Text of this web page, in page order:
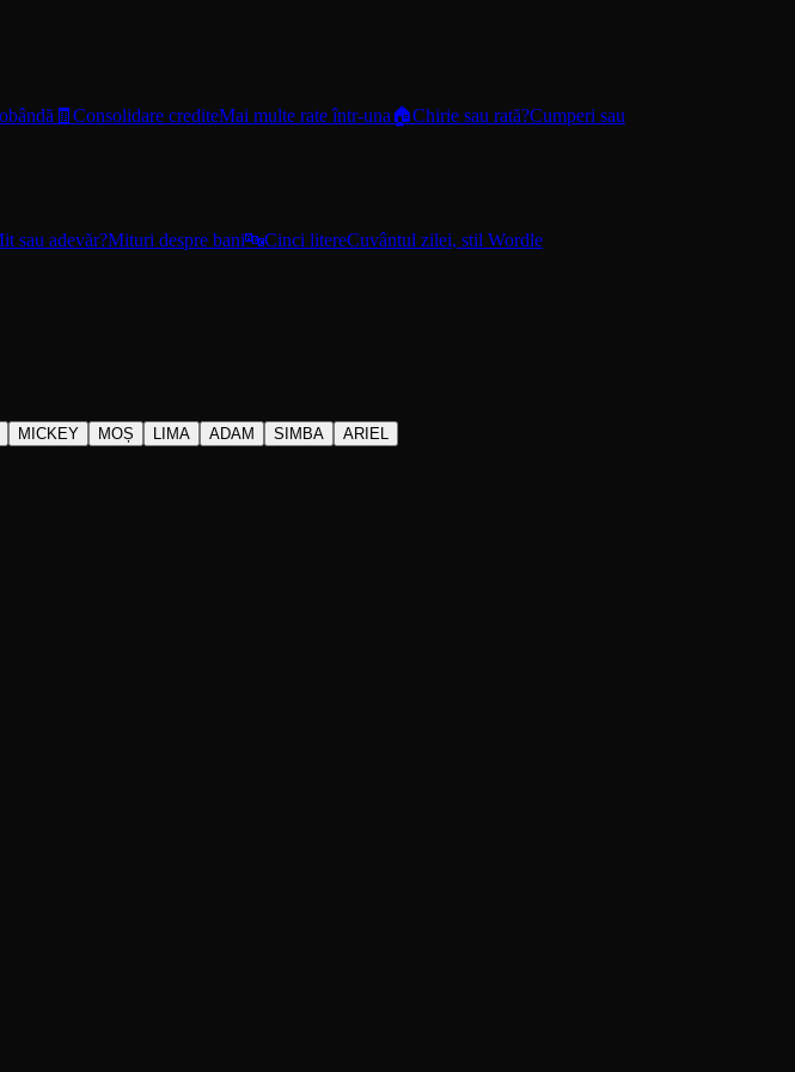
🧾 Consolidare crediteMai multe rate într-una 🏠Chirie sau rată?Cumperi sau
sau adevăr?Mituri despre bani🔤Cinci litereCuvântul zilei, stil Wordle
MICKEY MOȘ LIMA ADAM SIMBA ARIEL